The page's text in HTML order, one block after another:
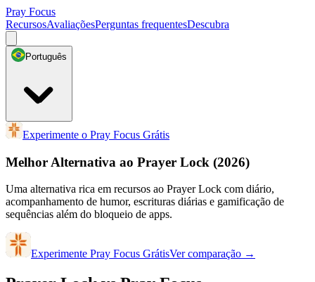
Pray Focus
RecursosAvaliaçõesPerguntas frequentesDescubra
Português
Experimente o Pray Focus Grátis
Melhor Alternativa ao Prayer Lock (2026)
Uma alternativa rica em recursos ao Prayer Lock com diário,
acompanhamento de humor, escrituras diárias e gamificação de
sequências além do bloqueio de apps.
Experimente Pray Focus GrátisVer comparação →